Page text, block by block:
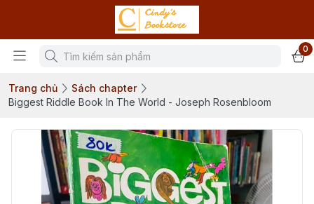
0
Trang chủ
Sách chapter
Biggest Riddle Book In The World - Joseph Rosenbloom